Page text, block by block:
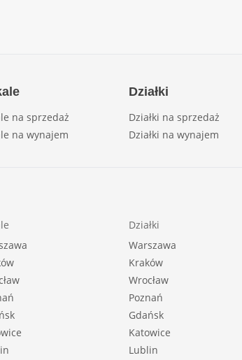
na sprzedaż
na wynajem
Działki
Działki na sprzedaż
Działki na wynajem
Działki
Warszawa
Kraków
Wrocław
Poznań
Gdańsk
Katowice
Lublin